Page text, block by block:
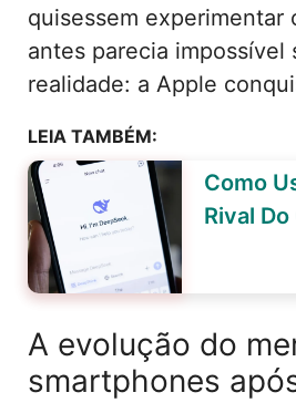
quisessem experimentar
antes parecia impossível
realidade: a Apple
LEIA TAMBÉM:
Como
Rival
A evolução do
smartphones